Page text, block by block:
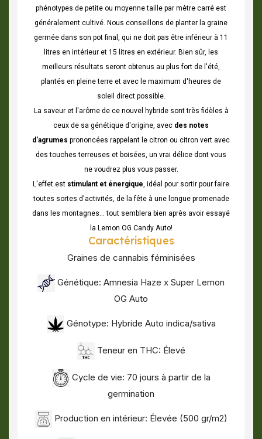
phénotypes de petite ou moyenne taille par mètre carré est
généralement cultivé. Nous conseillons de planter la graine
germée dans son pot final, qui ne doit pas être inférieur à 11
litres en intérieur et 15 litres en extérieur. Bien sûr, les
meilleurs résultats seront obtenus au plus fort de l'été,
plantés en pleine terre et avec le maximum d'heures de
soleil direct possible.
La saveur et l'arôme de ce nouvel hybride sont très fidèles à
ceux de sa génétique d'origine, avec des notes
d'agrumes prononcées rappelant le citron ou citron vert avec
des touches terreuses et boisées, un vrai délice dont vous
ne voudrez plus vous passer.
L'effet est stimulant et énergique, idéal pour sortir pour faire
toutes sortes d'activités, de la fête à une longue promenade
dans les montagnes... tout semblera bien après avoir essayé
la Lemon OG Candy Auto!
Caractéristiques
Graines de cannabis féminisées
Génétique: Amnesia Haze x Super Lemon
OG Auto
Génotype: Hybride Auto indica/sativa
Teneur en THC: Élevé
Cycle de vie: 70 jours à partir de la
germination
Production en intérieur: Élevée (500 gr/m2)